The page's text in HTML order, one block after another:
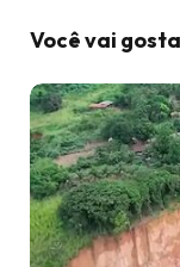
Você vai